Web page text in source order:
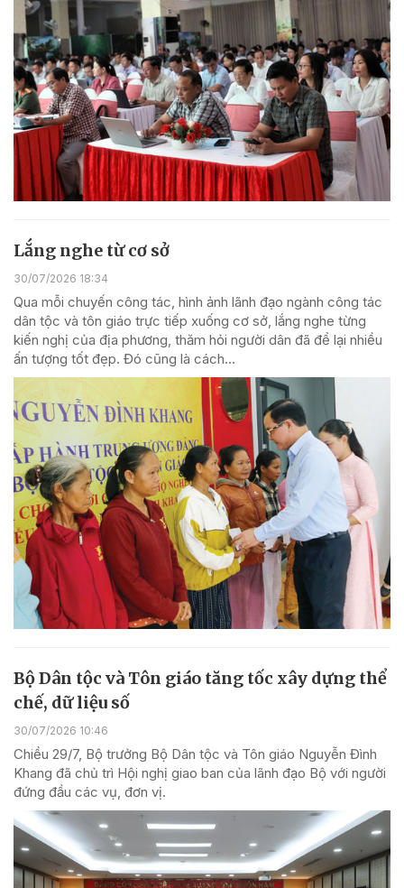
Lắng nghe từ cơ sở
30/07/2026 18:34
Qua mỗi chuyến công tác, hình ảnh lãnh đạo ngành công tác
dân tộc và tôn giáo trực tiếp xuống cơ sở, lắng nghe từng
kiến nghị của địa phương, thăm hỏi người dân đã để lại nhiều
ấn tượng tốt đẹp. Đó cũng là cách...
Bộ Dân tộc và Tôn giáo tăng tốc xây dựng thể
chế, dữ liệu số
30/07/2026 10:46
Chiều 29/7, Bộ trưởng Bộ Dân tộc và Tôn giáo Nguyễn Đình
Khang đã chủ trì Hội nghị giao ban của lãnh đạo Bộ với người
đứng đầu các vụ, đơn vị.